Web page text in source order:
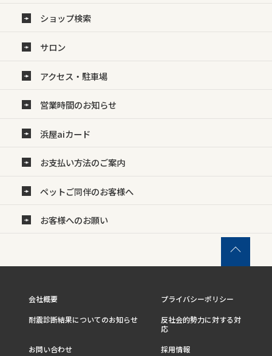
ショップ検索
サロン
アクセス・駐車場
営業時間のお知らせ
浜屋aiカード
お支払い方法のご案内
ペットご同伴のお客様へ
お客様へのお願い
会社概要
プライバシーポリシー
耐震診断結果についてのお知らせ
反社会的勢力に対する対
応
お問い合わせ
採用情報